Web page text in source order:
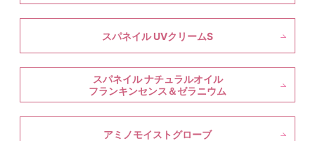
スパネイル UVクリームS
スパネイル ナチュラルオイル
フランキンセンス＆ゼラニウム
アミノモイストグローブ